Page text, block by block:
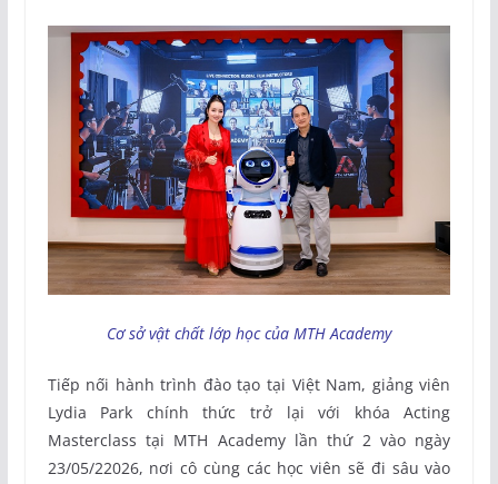
Cơ sở vật chất lớp học của MTH Academy
Tiếp nối hành trình đào tạo tại Việt Nam, giảng viên
Lydia Park chính thức trở lại với khóa Acting
Masterclass tại MTH Academy lần thứ 2 vào ngày
23/05/22026, nơi cô cùng các học viên sẽ đi sâu vào